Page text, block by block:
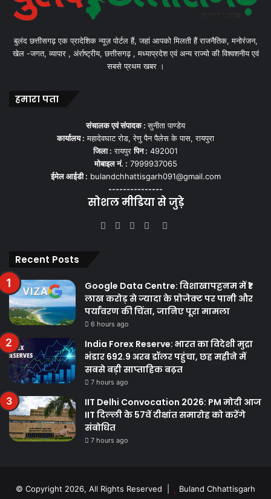
बुलंद छत्तीसगढ़ एक प्रादेशिक न्यूज़ पोर्टल हैं, जहां आपको मिलती हैं राजनैतिक, मनोरंजन,
खेल -जगत, व्यापार , अंर्राष्ट्रीय, छत्तीसगढ़ , मध्याप्रदेश एवं अन्य राज्यो की विश्वशनीय एवं
सबसे प्रथम खबर ।
हमारा पता
संचालक एवं संपादक :सुनीता पाण्डेय
कार्यालय : महादेवघाट रोड, रेणु पैन पैलेस के पास, रायपुरा
जिला : रायपुरपिन : 492001
मोबाइल नं. : 7999937065
ईमेल आईडी : bulandchhattisgarh091@gmail.com
---------------
सोशल मीडिया से जुड़े
Facebook
TwitterYouTubeInstagram
Recent Posts
Google Data Centre: विशाखापट्टनम में ₹1
लाख करोड़ से ज्यादा के प्रोजेक्ट पर पानी और
पर्यावरण की चिंता, जानिए पूरा मामला
6 hours ago
India Forex Reserve: भारत का विदेशी मुद्रा
भंडार 692.9 अरब डॉलर पहुंचा, छह महीने में
सबसे बड़ी साप्ताहिक बढ़त
7 hours ago
IIT Delhi Convocation 2026: PM मोदी आज
IIT दिल्ली के 57वें दीक्षांत समारोह को करेंगे
संबोधित
7 hours ago
© Copyright 2026, All Rights Reserved | Buland Chhattisgarh